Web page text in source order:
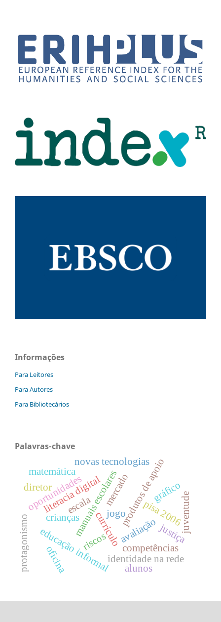
Informações
Para Leitores
Para Autores
Para Bibliotecários
Palavras-chave
produtos de apoio
avaliação
currículo
manuais escolares
competências
pisa 2006
literacia digital
identidade na rede
juventude
educação informal
crianças
novas tecnologias
riscos
oportunidades
jogo
protagonismo
escala
gráfico
matemática
oficina
mercado
justiça
alunos
diretor